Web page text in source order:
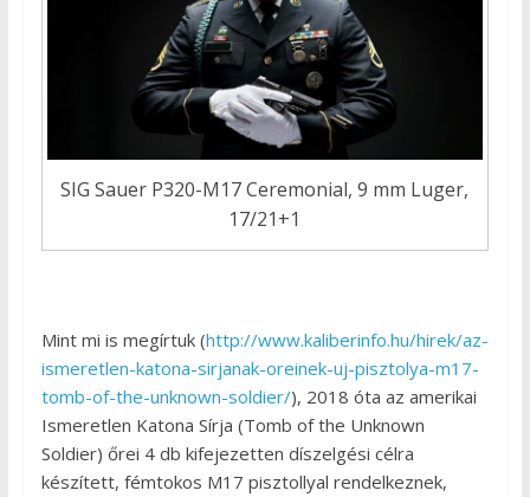
SIG Sauer P320-M17 Ceremonial, 9 mm Luger,
17/21+1
Mint mi is megírtuk (http://www.kaliberinfo.hu/hirek/az-
ismeretlen-katona-sirjanak-oreinek-uj-pisztolya-m17-
tomb-of-the-unknown-soldier/), 2018 óta az amerikai
Ismeretlen Katona Sírja (Tomb of the Unknown
Soldier) őrei 4 db kifejezetten díszelgési célra
készített, fémtokos M17 pisztollyal rendelkeznek,